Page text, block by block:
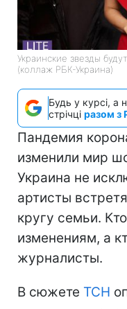
Украинские звезды
(коллаж РБК-Украина)
Будь у курсі, а
стрічці разом з
Пандемия
изменили мир
Украина не
артисты
кругу семьи.
изменениям, а
журналисты.
В сюжете ТСН